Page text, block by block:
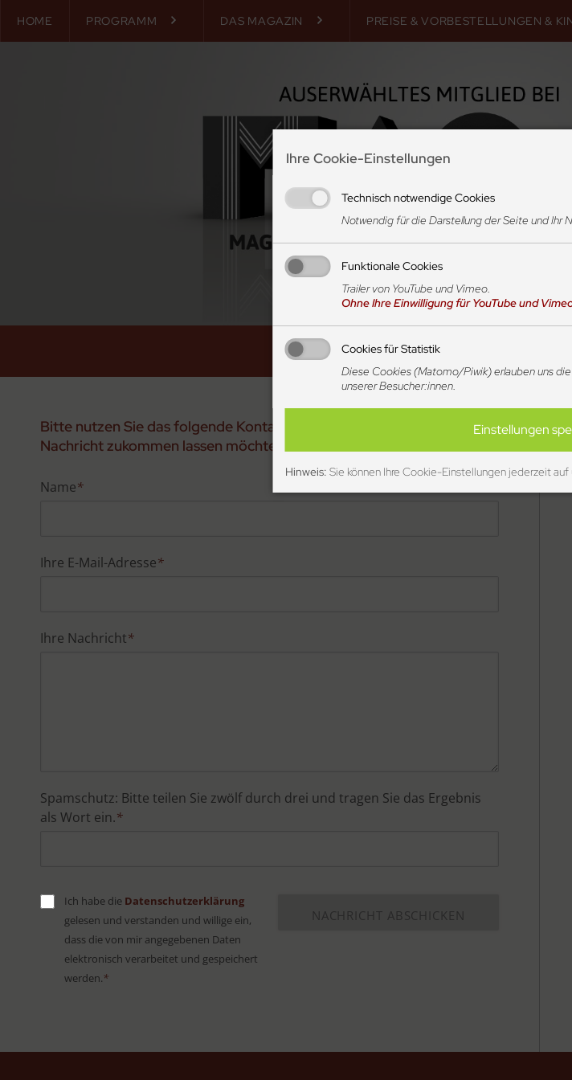
HOME PROGRAMM DAS MAGAZIN PREISE & VORBESTELLUNGEN &
Bitte nutzen Sie das folgende Kontakt­formular, wenn Sie uns eine
Nachricht zukommen lassen möchten.
Name*
Ihre E-Mail-Adresse*
Ihre Nachricht*
Spamschutz: Bitte teilen Sie zwölf durch drei und tragen Sie das Ergebnis
als Wort ein.*
Ich habe die Datenschutzerklärung
gelesen und verstanden und willige ein,
dass die von mir angegebenen Daten
elektronisch verarbeitet und gespeichert
werden.*
Ihre Cookie-Einstellungen
Technisch notwendige Cookies
Notwendig für die Darstellung der Seite und Ihr
Funktionale Cookies
Trailer von YouTube und Vimeo.
Ohne Ihre Einwilligung für YouTube und
Cookies für Statistik
Diese Cookies (Matomo/Piwik) erlauben uns
unserer Besucher:innen.
Einstellungen
Hinweis: Sie können Ihre Cookie-Einstellungen jederzeit auf